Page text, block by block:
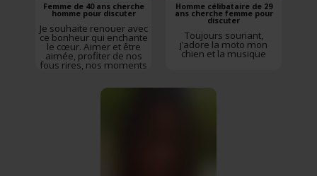
Femme de 40 ans cherche
homme pour discuter
Je souhaite renouer avec
ce bonheur qui enchante
le cœur. Aimer et être
aimée, profiter de nos
fous rires, nos moments
de tendresse et de
Homme célibataire de 29
ans cherche femme pour
discuter
Toujours souriant,
j’adore la moto mon
chien et la musique